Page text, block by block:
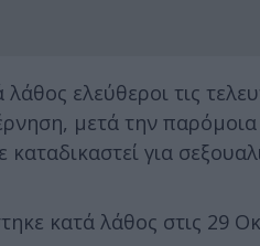
ελεύθεροι τις
μετά την
για
κατά λάθος στις 29